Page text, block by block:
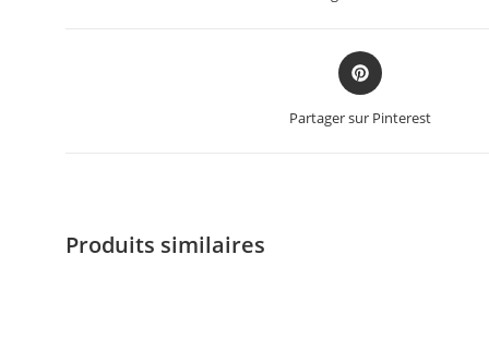
Partager sur Pinterest
Produits similaires